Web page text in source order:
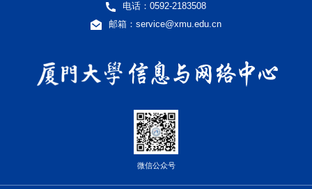
电话：0592-2183508
邮箱：service@xmu.edu.cn
微信公众号